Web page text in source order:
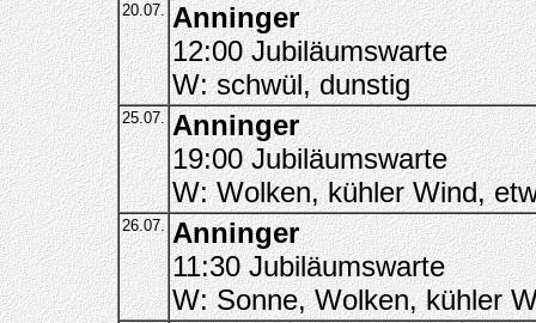
20.07. Anninger
12:00 Jubiläumswarte
W: schwül, dunstig
25.07. Anninger
19:00 Jubiläumswarte
W: Wolken, kühler Wind,
26.07. Anninger
11:30 Jubiläumswarte
W: Sonne, Wolken, kühler